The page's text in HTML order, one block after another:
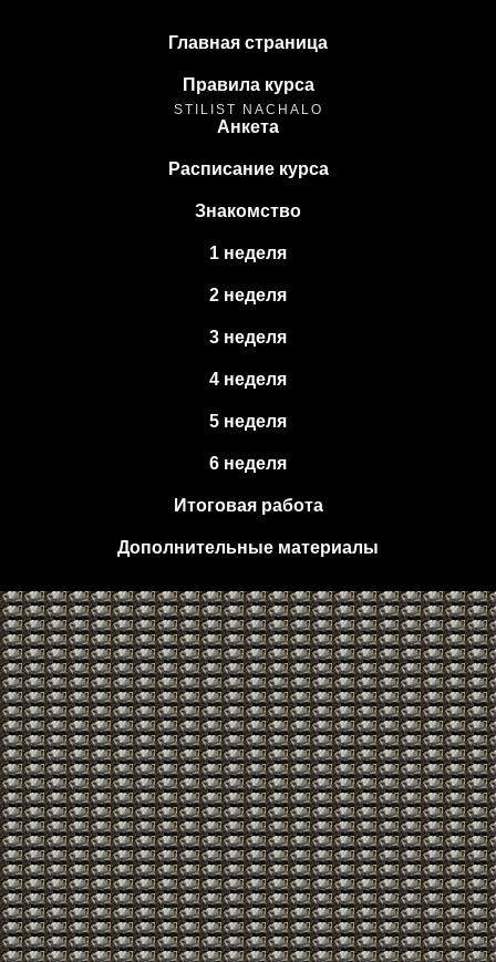
Главная страница
Правила курса
Анкета
Расписание курса
Знакомство
1 неделя
2 неделя
3 неделя
4 неделя
5 неделя
6 неделя
Итоговая работа
Дополнительные материалы
STILIST NACHALO